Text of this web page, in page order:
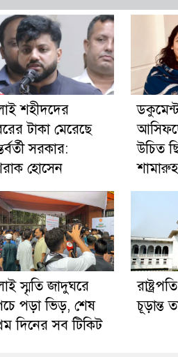
শহীদদের
টাকা মেরেছে
সরকার:
হোসেন
উচিত
শামারুহ
স্মৃতি জাদুঘরে
পড়া ভিড়, শেষ
দিনের সব টিকিট
চূড়ান্ত